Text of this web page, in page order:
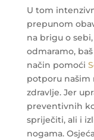
U tom
prepunom
na brigu o
odmaramo,
način pomoći
potporu našim
zdravlje. Jer
preventivnih
spriječiti, ali i
nogama.